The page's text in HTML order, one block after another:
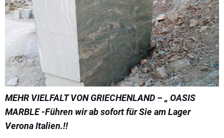
MEHR VIELFALT VON GRIECHENLAND – „ OASIS
MARBLE -Führen wir ab sofort für Sie am Lager
Verona Italien.!!